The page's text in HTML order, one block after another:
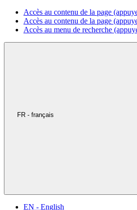
Accès au contenu de la page
Accès au contenu de la page
Accès au menu de recherche
FR - français
EN - English